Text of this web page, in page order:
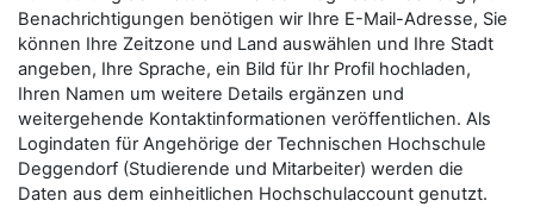
Benachrichtigungen benötigen wir Ihre E-Mail-Adresse, Sie
können Ihre Zeitzone und Land auswählen und Ihre Stadt
angeben, Ihre Sprache, ein Bild für Ihr Profil hochladen,
Ihren Namen um weitere Details ergänzen und
weitergehende Kontaktinformationen veröffentlichen. Als
Logindaten für Angehörige der Technischen Hochschule
Deggendorf (Studierende und Mitarbeiter) werden die
Daten aus dem einheitlichen Hochschulaccount genutzt.